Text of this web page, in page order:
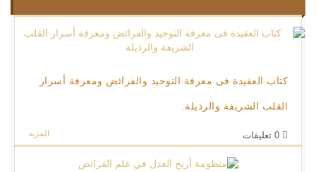
شهادة الشرعيات عمي سعيد
كتاب العقيدة فى معرفة التوحيد والفرائض ومعرفة أسرار
القلب الشريفة والرذيلة.
المزيد 0 تعليقات